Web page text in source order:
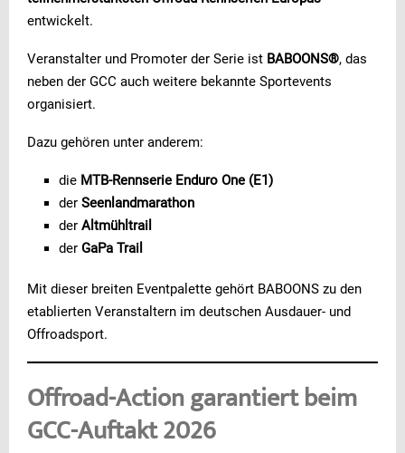
entwickelt.
Veranstalter und Promoter der Serie ist BABOONS®, das
neben der GCC auch weitere bekannte Sportevents
organisiert.
Dazu gehören unter anderem:
die MTB-Rennserie Enduro One (E1)
der Seenlandmarathon
der Altmühltrail
der GaPa Trail
Mit dieser breiten Eventpalette gehört BABOONS zu den
etablierten Veranstaltern im deutschen Ausdauer- und
Offroadsport.
Offroad-Action garantiert beim
GCC-Auftakt 2026